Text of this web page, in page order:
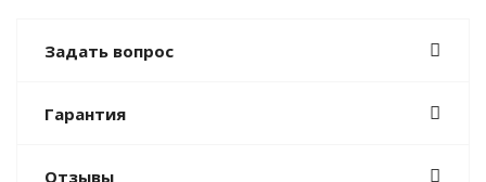
Задать вопрос
Гарантия
Отзывы